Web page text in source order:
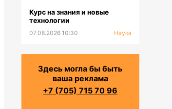
Курс на знания и новые
технологии
07.08.2026 10:30 Наука
Здесь могла бы быть
ваша реклама
+7 (705) 715 70 96